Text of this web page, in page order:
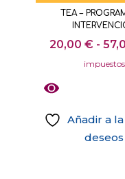
TEA –
20,00 € -
impuestos
Añadir a
deseos